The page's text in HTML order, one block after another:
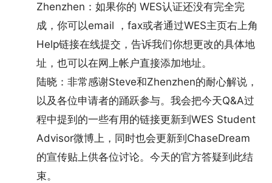
Zhenzhen：如果你的 WES认证还没有完全完
成，你可以email ，fax或者通过WES主页右上角
Help链接在线提交，告诉我们你想更改的具体地
址，也可以在网上帐户直接添加地址。
陆晓：非常感谢Steve和Zhenzhen的耐心解说，
以及各位申请者的踊跃参与。我会把今天Q&A过
程中提到的一些有用的链接更新到WES Student
Advisor微博上，同时也会更新到ChaseDream
的宣传贴上供各位讨论。今天的官方答疑到此结
束。